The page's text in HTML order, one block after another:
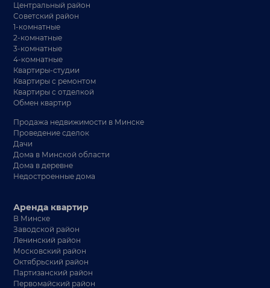
Центральный район
Советский район
1-комнатные
2-комнатные
3-комнатные
4-комнатные
Квартиры-студии
Квартиры с ремонтом
Квартиры с отделкой
Обмен квартир
Продажа недвижимости в Минске
Проведение сделок
Дачи
Дома в Минской области
Дома в деревне
Недостроенные дома
Аренда квартир
В Минске
Заводской район
Ленинский район
Московский район
Октябрьский район
Партизанский район
Первомайский район